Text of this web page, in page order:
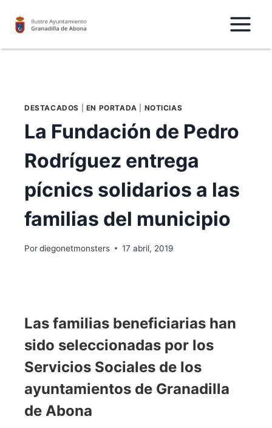
DESTACADOS EN PORTADA NOTICIAS
La Fundación de Pedro
Rodríguez entrega
pícnics solidarios a las
familias del municipio
Pordiegonetmonsters 17 abril, 2019
Las familias beneficiarias han
sido seleccionadas por los
Servicios Sociales de los
ayuntamientos de Granadilla
de Abona